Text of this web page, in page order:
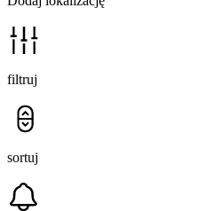
filtruj
sortuj